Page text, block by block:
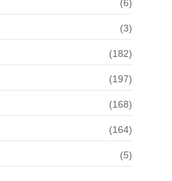
(6)
(3)
(182)
(197)
(168)
(164)
(5)